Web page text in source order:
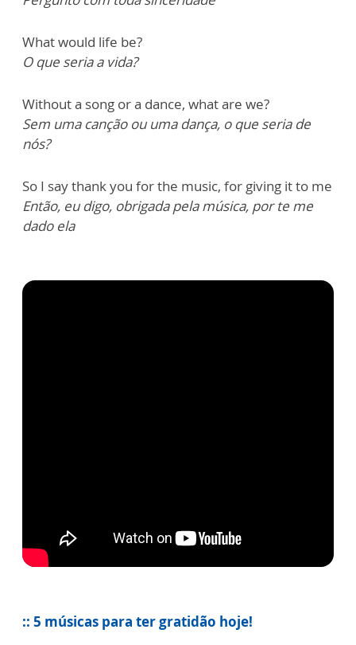
What would life be?
O que seria a vida?
Without a song or a dance, what are we?
Sem uma canção ou uma dança, o que seria de
nós?
So I say thank you for the music, for giving it to me
Então, eu digo, obrigada pela música, por te me
dado ela
:: 5 músicas para ter gratidão hoje!